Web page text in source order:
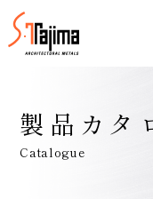
製品カタ
Catalogue